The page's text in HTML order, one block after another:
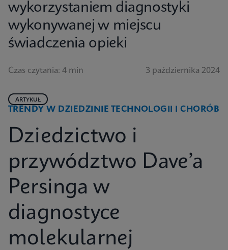
wykorzystaniem diagnostyki
wykonywanej w miejscu
świadczenia opieki
Czas czytania: 4 min 3 października 2024
TRENDY W DZIEDZINIE TECHNOLOGII I CHORÓB
ARTYKUŁ
Dziedzictwo i
przywództwo Dave’a
Persinga w
diagnostyce
molekularnej